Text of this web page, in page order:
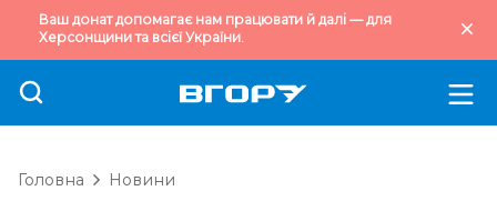
Ваш донат допомагає нам працювати й далі — для
Херсонщини та всієї України.
Головна Новини